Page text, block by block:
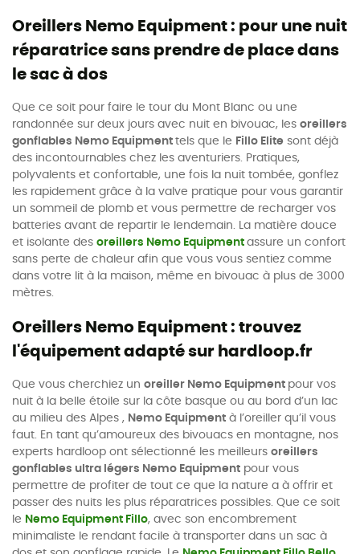
Oreillers Nemo Equipment : pour une nuit
réparatrice sans prendre de place dans
le sac à dos
Que ce soit pour faire le tour du Mont Blanc ou une
randonnée sur deux jours avec nuit en bivouac, les oreillers
gonflables Nemo Equipment tels que le Fillo Elite sont déjà
des incontournables chez les aventuriers. Pratiques,
polyvalents et confortable, une fois la nuit tombée, gonflez
les rapidement grâce à la valve pratique pour vous garantir
un sommeil de plomb et vous permettre de recharger vos
batteries avant de repartir le lendemain. La matière douce
et isolante des oreillers Nemo Equipment assure un confort
sans perte de chaleur afin que vous vous sentiez comme
dans votre lit à la maison, même en bivouac à plus de 3000
mètres.
Oreillers Nemo Equipment : trouvez
l'équipement adapté sur hardloop.fr
Que vous cherchiez un oreiller Nemo Equipment pour vos
nuit à la belle étoile sur la côte basque ou au bord d’un lac
au milieu des Alpes , Nemo Equipment à l’oreiller qu’il vous
faut. En tant qu’amoureux des bivouacs en montagne, nos
experts hardloop ont sélectionné les meilleurs oreillers
gonflables ultra légers Nemo Equipment pour vous
permettre de profiter de tout ce que la nature a à offrir et
passer des nuits les plus réparatrices possibles. Que ce soit
le Nemo Equipment Fillo, avec son encombrement
minimaliste le rendant facile à transporter dans un sac à